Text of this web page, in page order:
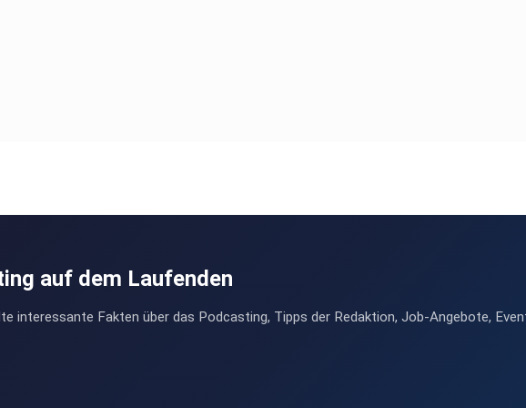
auf dem Laufenden
interessante Fakten über das Podcasting, Tipps der Redaktion, Job-Angebote,